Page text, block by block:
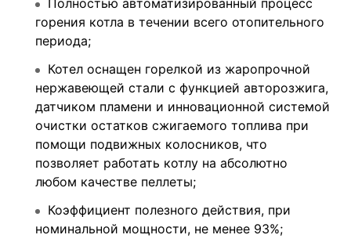
горения котла в течении всего отопительного
периода;
Котел оснащен горелкой из жаропрочной
нержавеющей стали с функцией авторозжига,
датчиком пламени и инновационной системой
очистки остатков сжигаемого топлива при
помощи подвижных колосников, что
позволяет работать котлу на абсолютно
любом качестве пеллеты;
Коэффициент полезного действия, при
номинальной мощности, не менее 93%;